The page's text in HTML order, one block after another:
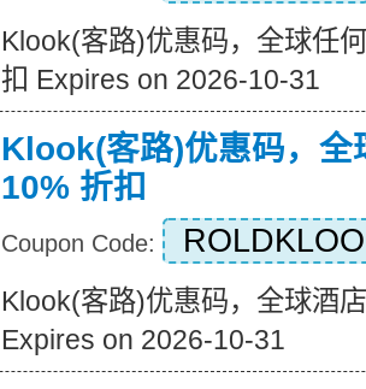
Klook(客路)优惠码，全球任
扣 Expires on 2026-10-31
Klook(客路)优惠码，全
10% 折扣
Coupon Code:
Klook(客路)优惠码，全球酒
Expires on 2026-10-31